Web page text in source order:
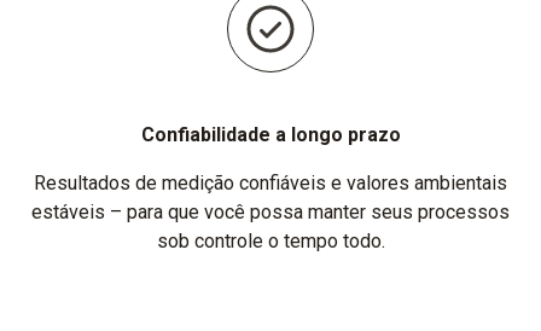
Confiabilidade a longo prazo
Resultados de medição confiáveis ​​e valores ambientais
estáveis ​​– para que você possa manter seus processos
sob controle o tempo todo.